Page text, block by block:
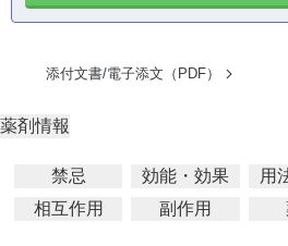
添付文書/電子添文（PDF）
薬剤情報
禁忌 効能・効果 用
相互作用
副作用